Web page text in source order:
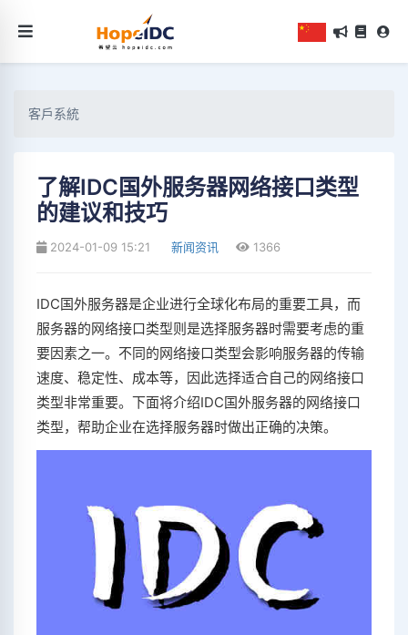
客戶系統
了解IDC国外服务器网络接口类型
的建议和技巧
2024-01-09 15:21 新闻资讯 1366
IDC国外服务器是企业进行全球化布局的重要工具，而
服务器的网络接口类型则是选择服务器时需要考虑的重
要因素之一。不同的网络接口类型会影响服务器的传输
速度、稳定性、成本等，因此选择适合自己的网络接口
类型非常重要。下面将介绍IDC国外服务器的网络接口
类型，帮助企业在选择服务器时做出正确的决策。